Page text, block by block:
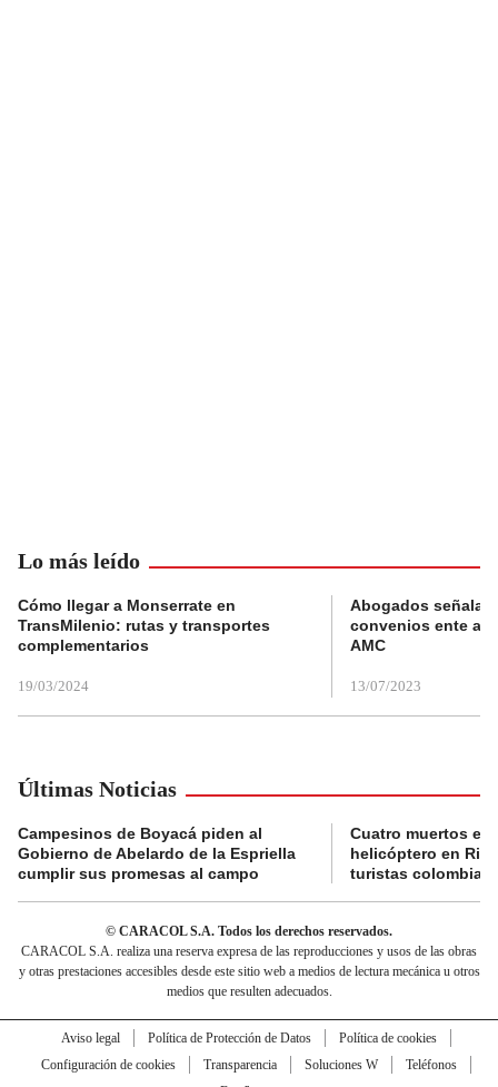
Lo más leído
Cómo llegar a Monserrate en
TransMilenio: rutas y transportes
complementarios
19/03/2024
Abogados
convenios ente
AMC
13/07/2023
Últimas Noticias
Campesinos de Boyacá piden al
Gobierno de Abelardo de la Espriella
cumplir sus promesas al campo
Cuatro muertos en
helicóptero en
turistas
© CARACOL S.A. Todos los derechos reservados.
CARACOL S.A. realiza una reserva expresa de las reproducciones y usos de las obras
y otras prestaciones accesibles desde este sitio web a medios de lectura mecánica u otros
medios que resulten adecuados.
Aviso legal Política de Protección de Datos
Política de cookies
Configuración de cookies
Transparencia Soluciones W
Teléfonos